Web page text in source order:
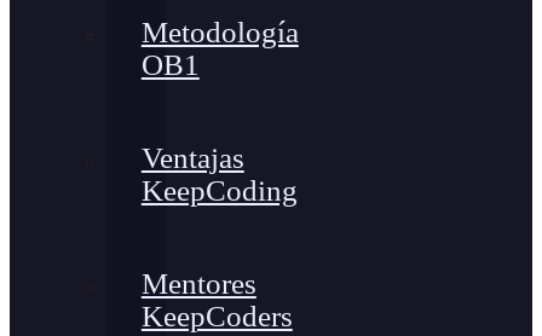
Metodología
OB1
Ventajas
KeepCoding
Mentores
KeepCoders